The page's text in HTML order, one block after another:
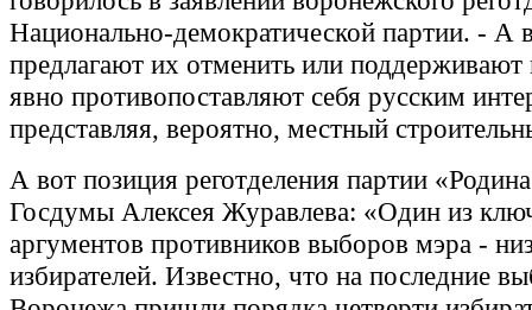
Национально-демократической партии. - А
предлагают их отменить или поддерживают
явно противопоставляют себя русским
представляя, вероятно, местный
А вот позиция реготделения партии
Госдумы Алексея Журавлева: «Один из
аргументов противников выборов мэра -
избирателей. Известно, что на последние